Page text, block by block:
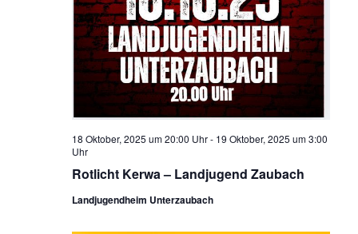
Rotlicht Kerwa – Landjugend Zaubach
18 Oktober, 2025 um 20:00 Uhr- 19 Oktober, 2025 um 3:00
Uhr
Landjugendheim Unterzaubach